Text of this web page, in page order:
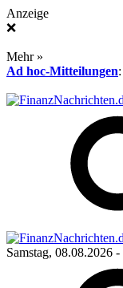
Anzeige
❌
Mehr »
Ad hoc-Mitteilungen:
Samstag, 08.08.2026 -